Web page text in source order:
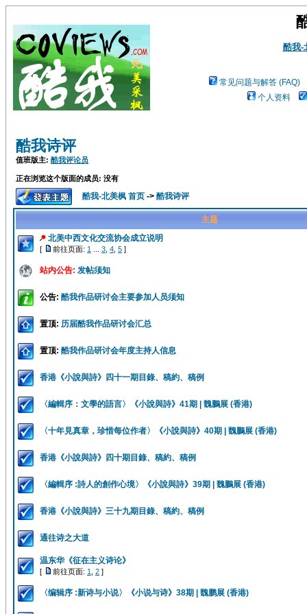
酷我-
常见问题与解答 (FAQ)
个人资料
酷我诗评
值班版主: 酷我评论员
正在浏览这个版面的成员: 没有
酷我-北美枫 首页 -> 酷我诗评
主题
北美中西文化交流协会成立说明
[ 前往页面: 1 3 4 5 ]
站内公告: 发帖须知
公告: 酷我作品研讨会主要参加人员须知
置顶: 历届酷我作品研讨会汇总
置顶: 酷我作品研讨会年度主持人信息
香港《小說與詩》四十一期目錄、稿約、稿例
〈編輯序：文學的語言〉《小說與詩》41期 | 魏鵬展 (香港)
〈十年見真章，珍惜每位作者〉《小說與詩》40期 | 魏鵬展 (香港)
香港《小說與詩》四十期目錄、稿約、稿例
〈編輯序 :詩人的創作心境〉《小說與詩》39期 | 魏鵬展 (香港)
香港《小說與詩》三十九期目錄、稿約、稿例
通往诗之大道
温东华《征在主义诗论》
[ 前往页面: 1 2 ]
〈编辑序 :新诗与小说〉《小说与诗》38期 | 魏鹏展 (香港)